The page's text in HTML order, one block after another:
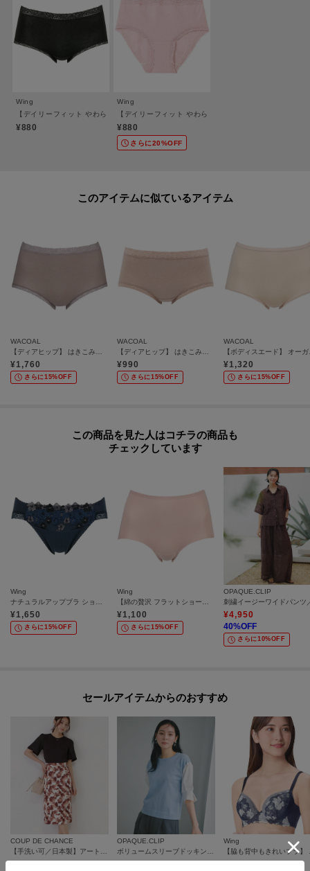
いるのでムレにくく、すっぽり包みこまれるようなフィット感に。ウエスト
と裾まわりに肌あたりのよいレースを使用し、とことんやさしく仕上げまし
た。身生地部素材は、適切に管理された森林の木材（パルプ）から生まれた
※TENCEL（TM）ブランドの繊維を使用。
※照明の関係により、実際よりも色味が違って見える場合があります。ま
Wing
【デイリーフィット やわらかコットン】 ショーツ はきこみ丈ふつう EC2330
¥880
Wing
【デイリーフィット やわらかコットン】 ショーツ はき
¥880
さらに20%OFF
このアイテムに似ているアイテム
WACOAL
¥1,760
さらに15%OFF
WACOAL
¥990
さらに15%OFF
WACOAL
¥1,320
さらに15%OFF
この商品を見た人はコチラの商品も
チェックしています
Wing
ナチュラルアップブラ ショーツ 綿混素材（身生地部） はきこみ丈あさめ KF3360
¥1,650
さらに15%OFF
Wing
【綿の贅沢 フラットショーツ】 ショーツ やさしい肌あたり はきこみ丈ふかめ EC3100
¥1,100
さらに15%OFF
OPAQUE.CLIP
¥4,950
40%OFF
さらに10%OFF
セールアイテムからのおすすめ
COUP DE CHANCE
OPAQUE.CLIP
Wing